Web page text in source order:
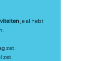
je al hebt
zet.
zet.